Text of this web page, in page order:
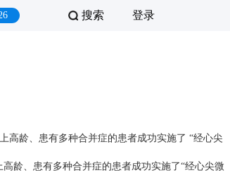
登录
搜索
龄、患有多种合并症的患者成功实施了 “经心尖
高龄、患有多种合并症的患者成功实施了“经心尖微